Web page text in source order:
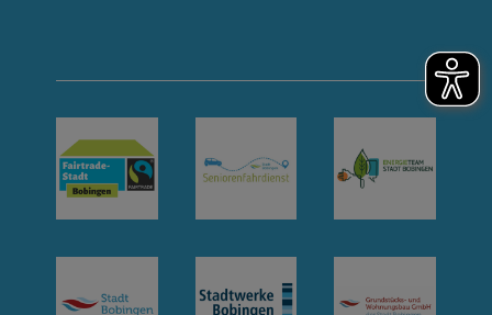
n
t
a
k
t